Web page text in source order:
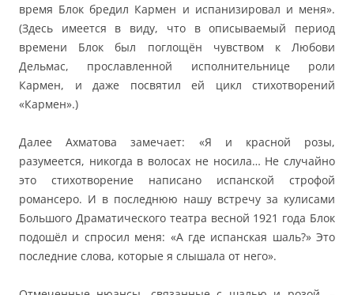
время Блок бредил Кармен и испанизировал и меня».
(Здесь имеется в виду, что в описываемый период
времени Блок был поглощён чувством к Любови
Дельмас, прославленной исполнительнице роли
Кармен, и даже посвятил ей цикл стихотворений
«Кармен».)
Далее Ахматова замечает: «Я и красной розы,
разумеется, никогда в волосах не носила… Не случайно
это стихотворение написано испанской строфой
романсеро. И в последнюю нашу встречу за кулисами
Большого Драматического театра весной 1921 года Блок
подошёл и спросил меня: «А где испанская шаль?» Это
последние слова, которые я слышала от него».